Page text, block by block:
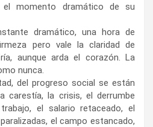
momento dramático de su
dramático, una hora de
pero vale la claridad de
aunque arda el corazón. La
nunca.
del progreso social se están
carestía, la crisis, el derrumbe
el salario retaceado, el
el campo estancado,